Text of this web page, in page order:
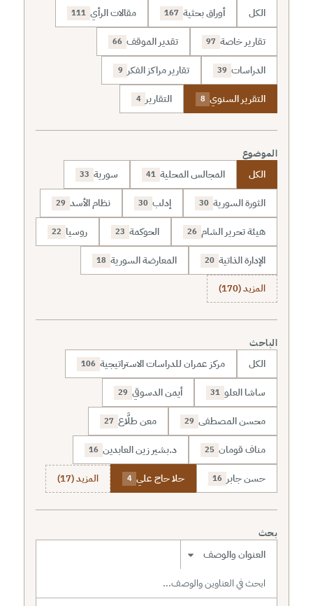
الكل أوراق بحثية 167 مقالات الرأي 111
تقارير خاصة 97 تقدير الموقف 66
الدراسات 39 تقارير مراكز الفكر 9
التقرير السنوي 8 التقارير 4
الموضوع
الكل المجالس المحلية 41 سورية 33
الثورة السورية 30 إدلب 30 نظام الأسد 29
هيئة تحرير الشام 26 الحوكمة 23 روسيا 22
الإدارة الذاتية 20 المعارضة السورية 18
المزيد (170)
الباحث
الكل مركز عمران للدراسات الاستراتيجية 106
ساشا العلو 31 أيمن الدسوقي 29
محسن المصطفى 29 معن طلَّاع 27
مناف قومان 25 د.بشير زين العابدين 16
حسن جابر 16 حلا حاج علي 4 المزيد (17)
بحث
نطاق البحث